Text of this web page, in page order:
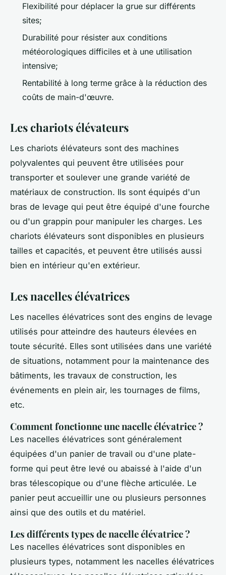
Flexibilité pour déplacer la grue sur différents
sites;
Durabilité pour résister aux conditions
météorologiques difficiles et à une utilisation
intensive;
Rentabilité à long terme grâce à la réduction des
coûts de main-d'œuvre.
Les chariots élévateurs
Les chariots élévateurs sont des machines
polyvalentes qui peuvent être utilisées pour
transporter et soulever une grande variété de
matériaux de construction. Ils sont équipés d'un
bras de levage qui peut être équipé d'une fourche
ou d'un grappin pour manipuler les charges. Les
chariots élévateurs sont disponibles en plusieurs
tailles et capacités, et peuvent être utilisés aussi
bien en intérieur qu'en extérieur.
Les nacelles élévatrices
Les nacelles élévatrices sont des engins de levage
utilisés pour atteindre des hauteurs élevées en
toute sécurité. Elles sont utilisées dans une variété
de situations, notamment pour la maintenance des
bâtiments, les travaux de construction, les
événements en plein air, les tournages de films,
etc.
Comment fonctionne une nacelle élévatrice ?
Les nacelles élévatrices sont généralement
équipées d'un panier de travail ou d'une plate-
forme qui peut être levé ou abaissé à l'aide d'un
bras télescopique ou d'une flèche articulée. Le
panier peut accueillir une ou plusieurs personnes
ainsi que des outils et du matériel.
Les différents types de nacelle élévatrice ?
Les nacelles élévatrices sont disponibles en
plusieurs types, notamment les nacelles élévatrices